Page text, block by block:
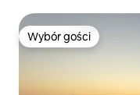
Wybór gości
Wybór gości